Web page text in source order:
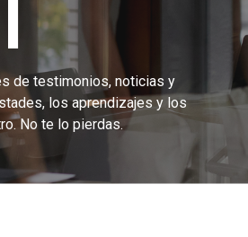
de testimonios, noticias y
los aprendizajes y los
No te lo pierdas.